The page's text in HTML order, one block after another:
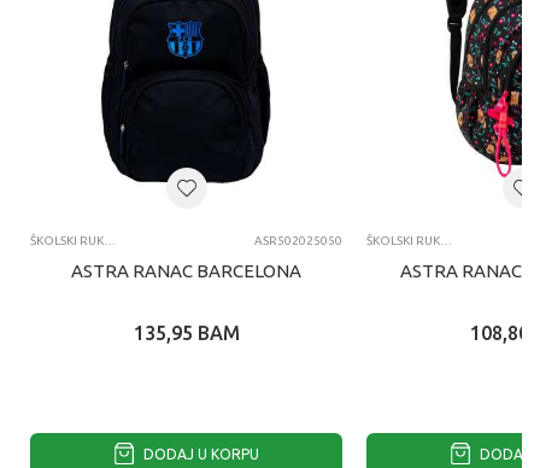
ŠKOLSKI RUKSACI ASR502025050
ASTRA RANAC BARCELONA
135,95 BAM
DODAJ U KORPU
ŠKOLSKI RUKSACI
ASTRA RANAC
108,80
DODAJ